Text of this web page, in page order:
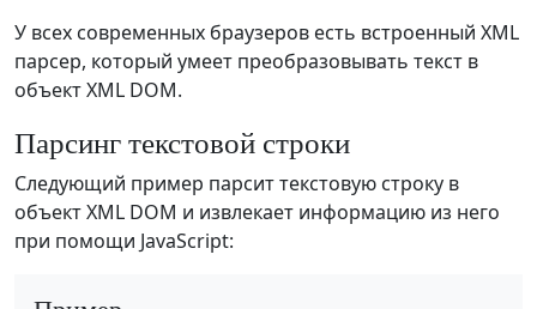
У всех современных браузеров есть встроенный XML
парсер, который умеет преобразовывать текст в
объект XML DOM.
Парсинг текстовой строки
Следующий пример парсит текстовую строку в
объект XML DOM и извлекает информацию из него
при помощи JavaScript: